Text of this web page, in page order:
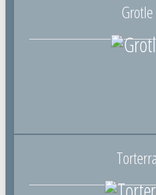
Grotle
Torterra